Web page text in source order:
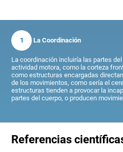
1 La Coordinación
La coordinación incluiría las partes
actividad motora, como la corteza
como estructuras encargadas
de los movimientos, como sería el
estructuras tienden a provocar la
partes del cuerpo, o producen
Referencias